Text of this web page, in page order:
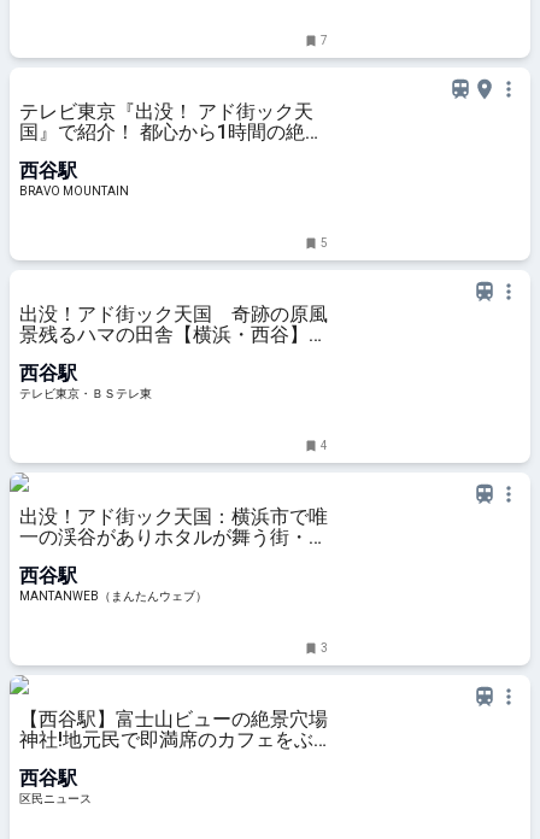
7
テレビ東京『出没！ アド街ック天
国』で紹介！ 都心から1時間の絶景
下渓谷公園」散策レポ「横浜市保土
ヶ谷区西谷」｜アクティビティ｜レ
西谷駅
BRAVO MOUNTAIN
5
出没！アド街ック天国 奇跡の原風
景残るハマの田舎【横浜・西谷】
の番組情報ページ | テレビ東京・Ｂ
Ｓテレ東 7ch(公式)
西谷駅
テレビ東京・ＢＳテレ東
4
出没！アド街ック天国：横浜市で唯
一の渓谷がありホタルが舞う街・西
店、丘の上の絶景レストランも -
MANTANWEB（まんたんウェブ）
西谷駅
MANTANWEB（まんたんウェブ）
3
【西谷駅】富士山ビューの絶景穴場
神社!地元民で即満席のカフェをぶ
西谷駅
区民ニュース